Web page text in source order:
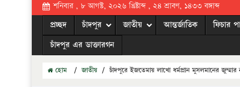
শনিবার , ৮ আগস্ট, ২০২৬ খ্রিষ্টাব্দ , ২৪ শ্রাবণ, ১৪৩৩ বঙ্গাব্দ
প্রচ্ছদ চাঁদপুর জাতীয় আন্তর্জাতিক ফিচার
চাঁদপুর এর ডাক্তারগন
হোম / জাতীয় / চাঁদপুরে ইজতেমায় লাখো ধর্মপ্রান মুসলমানের